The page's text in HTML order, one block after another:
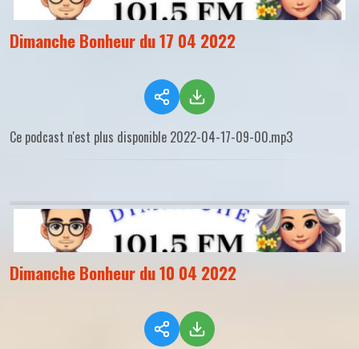
Dimanche Bonheur du 17 04 2022
Ce podcast n'est plus disponible 2022-04-17-09-00.mp3
Dimanche Bonheur du 10 04 2022